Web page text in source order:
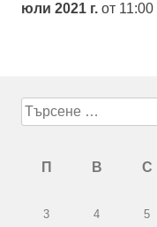
юли 2021 г. от 11:00
Търсене
за:
П В С
3
4 5